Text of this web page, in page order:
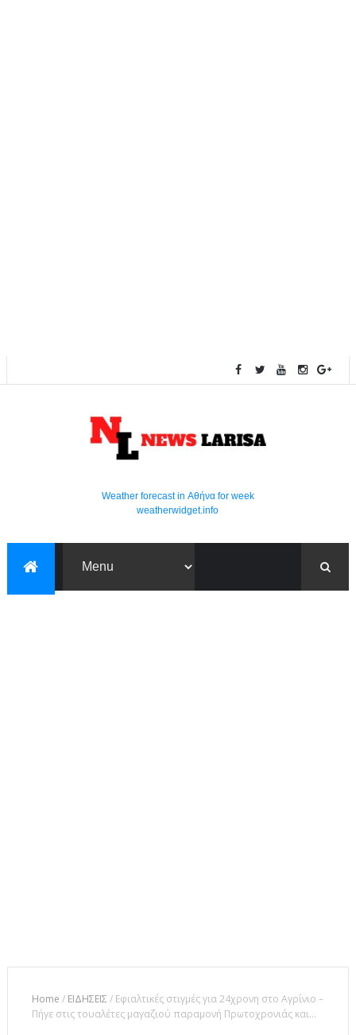
Weather forecast in Αθήνα for week
weatherwidget.info
Home / ΕΙΔΗΣΕΙΣ / Εφιαλτικές στιγμές για 24χρονη στο Αγρίνιο –
Πήγε στις τουαλέτες μαγαζιού παραμονή Πρωτοχρονιάς και…